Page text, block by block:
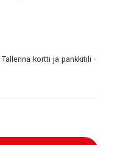
kortti ja pankkitili -